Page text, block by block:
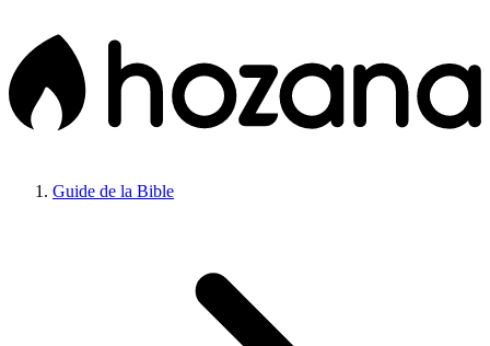
Guide de la Bible